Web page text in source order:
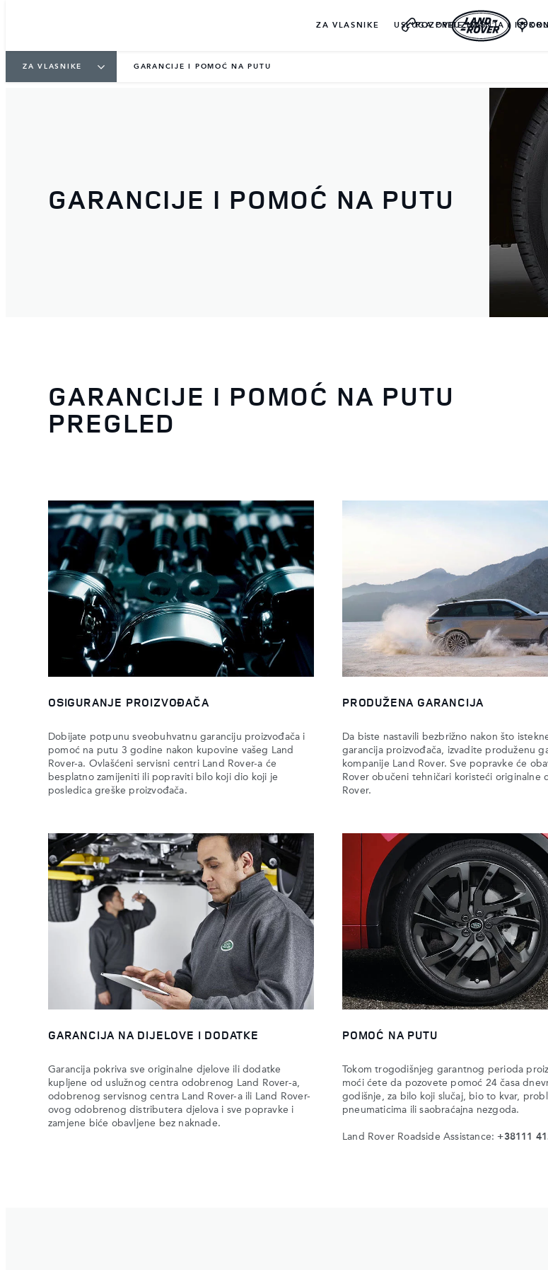
ZA VLASNIKE USLUGA PREUZIMANJA I
POZOVITE NAS
ZA VLASNIKE GARANCIJE I POMOĆ NA PUTU
GARANCIJE I POMOĆ NA PUTU
GARANCIJE I POMOĆ NA PUTU
PREGLED
OSIGURANJE PROIZVOĐAČA
Dobijate potpunu sveobuhvatnu garanciju proizvođača i
pomoć na putu 3 godine nakon kupovine vašeg Land
Rover-a. Ovlašćeni servisni centri Land Rover-a će
besplatno zamijeniti ili popraviti bilo koji dio koji je
posledica greške proizvođača.
PRODUŽENA GARANCIJA
Da biste nastavili bezbrižno nakon što
garancija proizvođača, izvadite produženu
kompanije Land Rover. Sve popravke će
Rover obučeni tehničari koristeći originalne
Rover.
GARANCIJA NA DIJELOVE I DODATKE
Garancija pokriva sve originalne djelove ili dodatke
kupljene od uslužnog centra odobrenog Land Rover-a,
odobrenog servisnog centra Land Rover-a ili Land Rover-
ovog odobrenog distributera djelova i sve popravke i
zamjene biće obavljene bez naknade.
POMOĆ NA PUTU
Tokom trogodišnjeg garantnog perioda
moći ćete da pozovete pomoć 24 časa
godišnje, za bilo koji slučaj, bio to kvar,
pneumaticima ili saobraćajna nezgoda.
Land Rover Roadside Assistance: +38111